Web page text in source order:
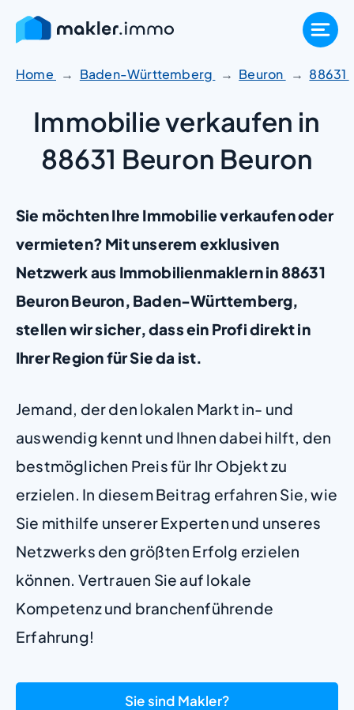
Zum
Inhalt
springen
Home Baden-Württemberg Beuron 88631
Immobilie verkaufen in
88631 Beuron Beuron
Sie möchten Ihre Immobilie verkaufen oder
vermieten? Mit unserem exklusiven
Netzwerk aus Immobilienmaklern in 88631
Beuron Beuron, Baden-Württemberg,
stellen wir sicher, dass ein Profi direkt in
Ihrer Region für Sie da ist.
Jemand, der den lokalen Markt in- und
auswendig kennt und Ihnen dabei hilft, den
bestmöglichen Preis für Ihr Objekt zu
erzielen. In diesem Beitrag erfahren Sie, wie
Sie mithilfe unserer Experten und unseres
Netzwerks den größten Erfolg erzielen
können. Vertrauen Sie auf lokale
Kompetenz und branchenführende
Erfahrung!
Sie sind Makler?